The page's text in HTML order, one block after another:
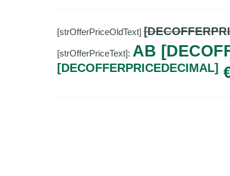
[strOfferPriceOldText]
[strOfferPriceText]: AB
[DECOFFERPRICEDECIMAL]